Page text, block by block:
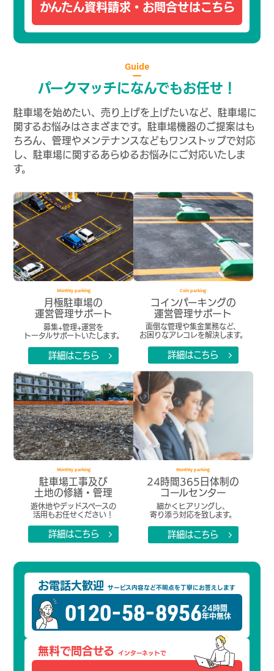
かんたん資料請求・ お問合せはこちら
Guide
パークマッチになんでもお任せ！
駐車場を始めたい、売り上げを上げたいなど、駐車場に
関するお悩みはさまざまです。駐車場機器のご提案はも
ちろん、管理やメンテナンスなどもワンストップで対応
し、駐車場に関するあらゆるお悩みにご対応いたしま
す。
Monthly parking
月極駐車場の
運営管理サポート
募集+管理+運営を
トータルサポートいたします。
詳細はこちら arrow_forward_ios
Coin parking
コインパーキングの
運営管理サポート
面倒な管理や集金業務など、
お困りなアレコレを解決します。
詳細はこちら arrow_forward_ios
Monthly parking
駐車場工事及び
土地の修繕・管理
遊休地やデッドスペースの
活用もお任せください！
詳細はこちら arrow_forward_ios
Monthly parking
24時間365日体制の
コールセンター
細かくヒアリングし、
寄り添う対応を致します。
詳細はこちら arrow_forward_ios
お電話大歓迎 サービス内容など不明点を丁寧にお答えします
0120-58-895624時間
年中無休
無料で問合せる インターネットで